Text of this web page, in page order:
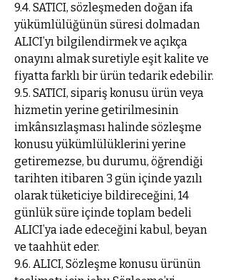
9.4. SATICI, sözleşmeden doğan ifa
yükümlülüğünün süresi dolmadan
ALICI’yı bilgilendirmek ve açıkça
onayını almak suretiyle eşit kalite ve
fiyatta farklı bir ürün tedarik edebilir.
9.5. SATICI, sipariş konusu ürün veya
hizmetin yerine getirilmesinin
imkânsızlaşması halinde sözleşme
konusu yükümlülüklerini yerine
getiremezse, bu durumu, öğrendiği
tarihten itibaren 3 gün içinde yazılı
olarak tüketiciye bildireceğini, 14
günlük süre içinde toplam bedeli
ALICI’ya iade edeceğini kabul, beyan
ve taahhüt eder.
9.6. ALICI, Sözleşme konusu ürünün